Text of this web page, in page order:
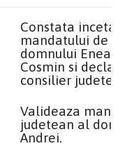
Constata
mandatului de
domnului Enea
Cosmin si
consilier
Valideaza
judetean al
Andrei.